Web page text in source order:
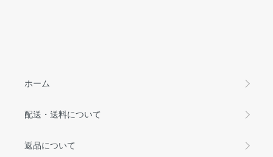
ホーム
配送・送料について
返品について